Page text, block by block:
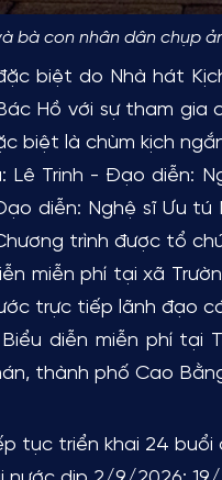
bà con nhân dân chụp
do Nhà hát Kịch
Hồ với sự tham
biệt là chùm kịch
Lê Trinh - Đạo diễn:
diễn: Nghệ sĩ Ưu
trình được tổ
miễn phí tại xã
trực tiếp lãnh đạo
diễn miễn phí tại
thành phố Cao
triển khai 24 buổi